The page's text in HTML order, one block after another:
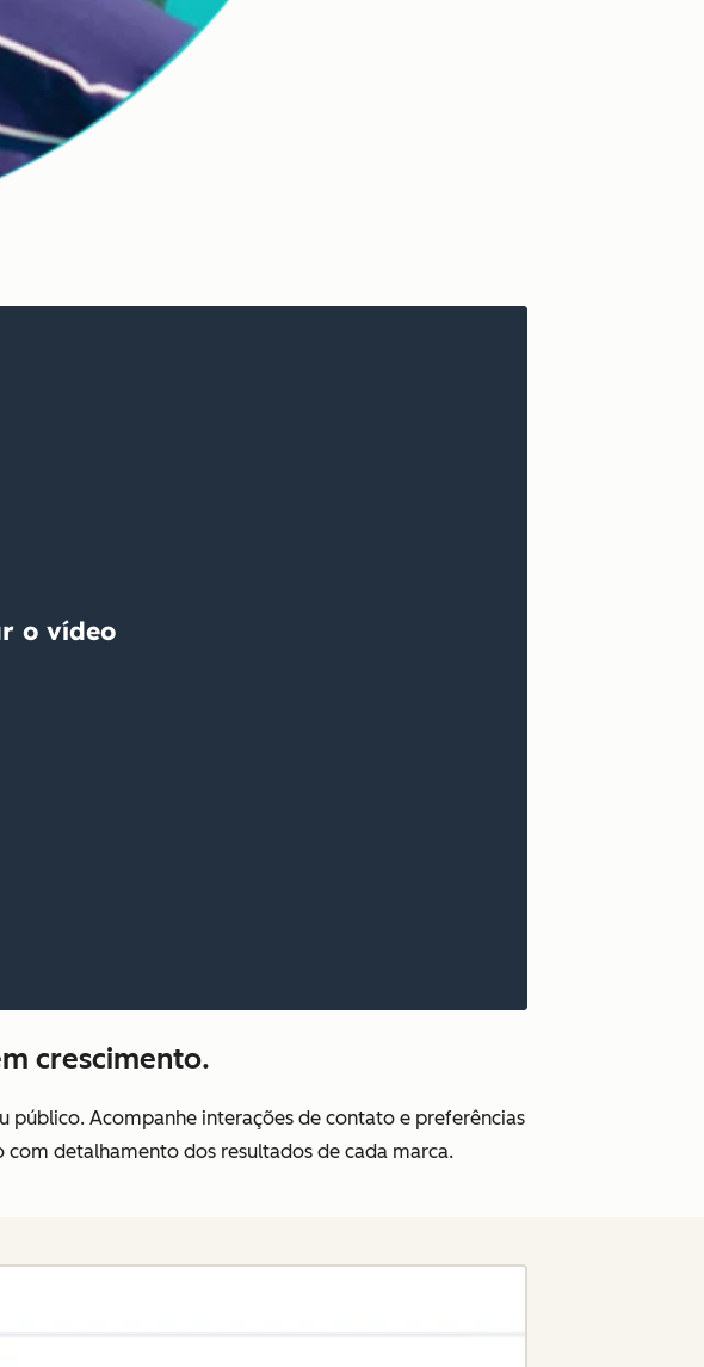
crescimento.
público. Acompanhe interações de contato e preferências
detalhamento dos resultados de cada marca.